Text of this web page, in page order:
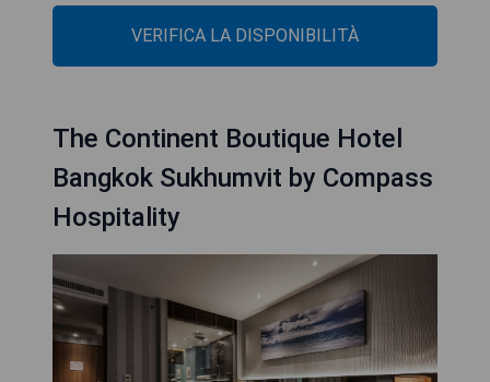
VERIFICA LA DISPONIBILITÀ
The Continent Boutique Hotel
Bangkok Sukhumvit by Compass
Hospitality